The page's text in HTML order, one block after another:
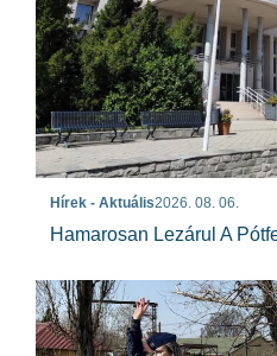
Hírek - Aktuális2026. 08. 06.
Hamarosan Lezárul A